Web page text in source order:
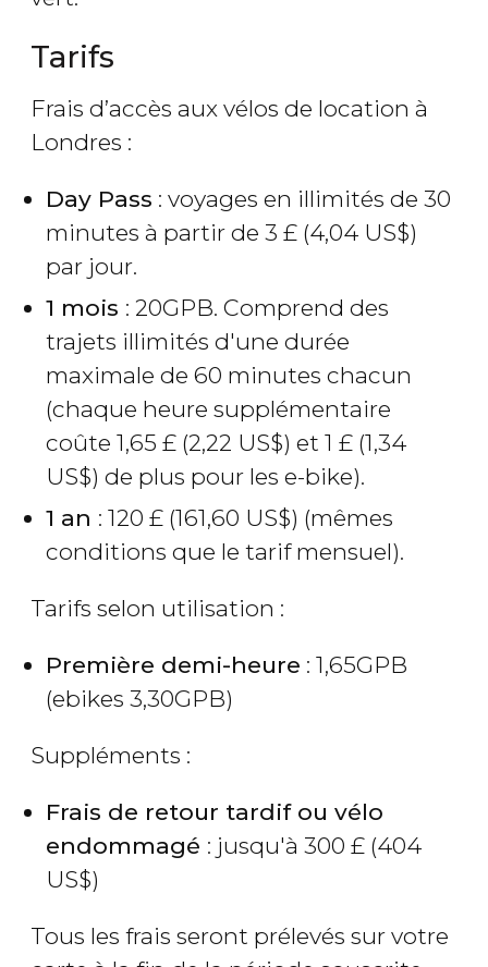
Tarifs
Frais d’accès aux vélos de location à
Londres :
Day Pass : voyages en illimités de 30
minutes à partir de 3 £ (4,04 US$)
par jour.
1 mois : 20GPB. Comprend des
trajets illimités d'une durée
maximale de 60 minutes chacun
(chaque heure supplémentaire
coûte 1,65 £ (2,22 US$) et 1 £ (1,34
US$) de plus pour les e-bike).
1 an : 120 £ (161,60 US$) (mêmes
conditions que le tarif mensuel).
Tarifs selon utilisation :
Première demi-heure : 1,65GPB
(ebikes 3,30GPB)
Suppléments :
Frais de retour tardif ou vélo
endommagé : jusqu'à 300 £ (404
US$)
Tous les frais seront prélevés sur votre